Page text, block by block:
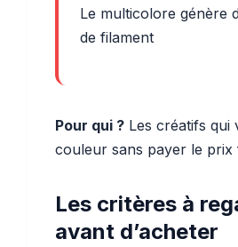
Le multicolore génère
de filament
Pour qui ? Les créatifs qui
couleur sans payer le prix
Les critères à
avant d’acheter